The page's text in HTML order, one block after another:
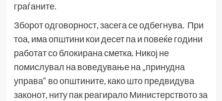
граѓаните.
Зборот одговорност, засега се одбегнува. При
тоа, има општини кои десет па и повеќе години
работат со блокирана сметка. Никој не
помислувал на воведување на „принудна
управа“ во општините, како што предвидува
законот, ниту пак реагирало Министерството за